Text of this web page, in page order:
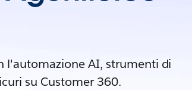
l'automazione AI, strumenti di
su Customer 360.